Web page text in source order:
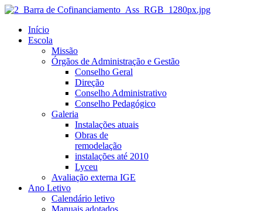
Início
Escola
Missão
Órgãos de Administração e Gestão
Conselho Geral
Direção
Conselho Administrativo
Conselho Pedagógico
Galeria
Instalações atuais
Obras de
remodelação
instalações até 2010
Lyceu
Avaliação externa IGE
Ano Letivo
Calendário letivo
Manuais adotados